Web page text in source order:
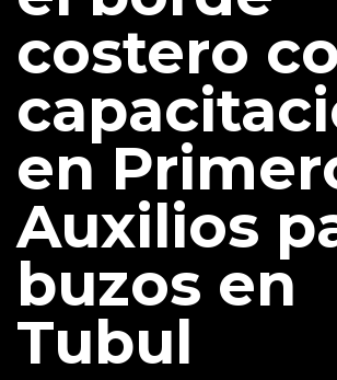
costero
en
Auxilios
buzos en
Tubul